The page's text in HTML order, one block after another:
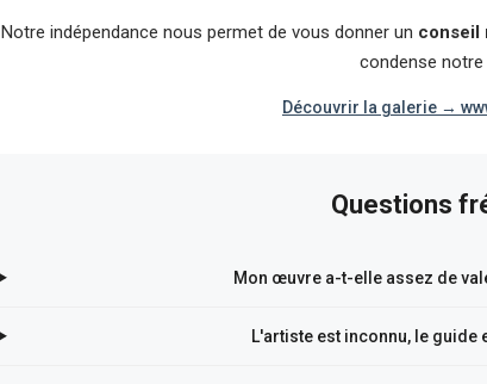
Notre indépendance nous permet de vous donner un conseil
condense notre
Découvrir la galerie →
Questions
Mon œuvre a-t-elle assez de
L'artiste est inconnu, le guide